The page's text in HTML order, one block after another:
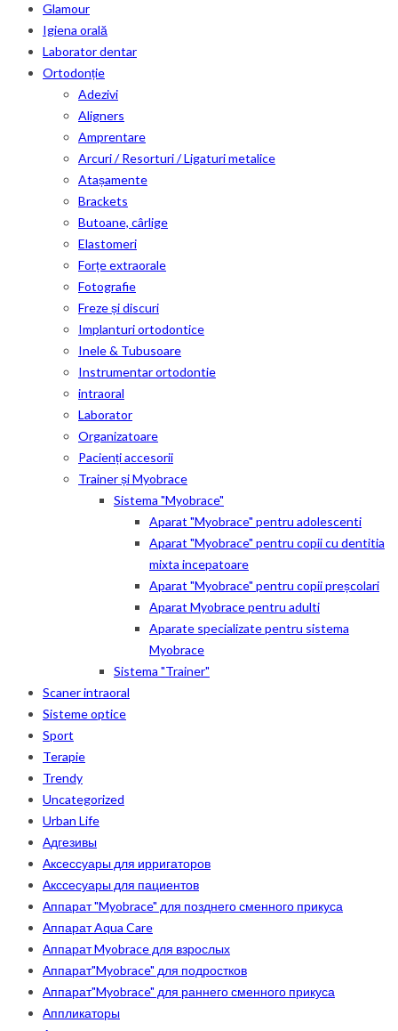
Glamour
Igiena orală
Laborator dentar
Ortodonție
Adezivi
Aligners
Amprentare
Arcuri / Resorturi / Ligaturi metalice
Atașamente
Brackets
Butoane, cârlige
Elastomeri
Forțe extraorale
Fotografie
Freze și discuri
Implanturi ortodontice
Inele & Tubusoare
Instrumentar ortodontie
intraoral
Laborator
Organizatoare
Pacienți accesorii
Trainer și Myobrace
Sistema "Myobrace"
Aparat "Myobrace" pentru adolescenti
Aparat "Myobrace" pentru copii cu dentitia
mixta incepatoare
Aparat "Myobrace" pentru copii preșcolari
Aparat Myobrace pentru adulti
Aparate specializate pentru sistema
Myobrace
Sistema "Trainer"
Scaner intraoral
Sisteme optice
Sport
Terapie
Trendy
Uncategorized
Urban Life
Адгезивы
Аксессуары для ирригаторов
Акссесуары для пациентов
Аппарат "Myobrace" для позднего сменного прикуса
Аппарат Aqua Care
Аппарат Myobrace для взрослых
Аппарат"Myobrace" для подростков
Аппарат"Myobrace" для раннего сменного прикуса
Аппликаторы